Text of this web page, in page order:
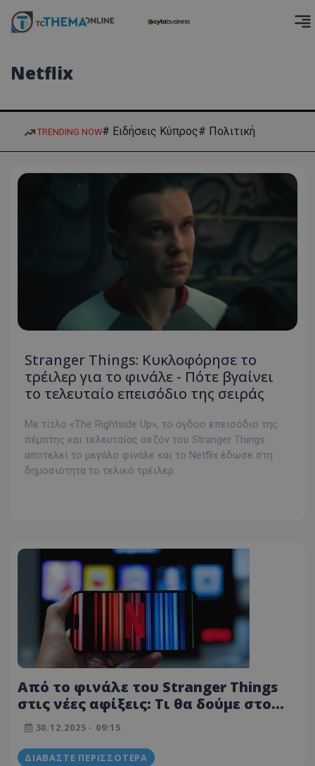
Netflix
TRENDING NOW# Ειδήσεις Κύπρος# Πολιτική
Stranger Things: Κυκλοφόρησε το
τρέιλερ για το φινάλε - Πότε βγαίνει
το τελευταίο επεισόδιο της σειράς
Με τίτλο «The Rightside Up», το όγδοο επεισόδιο της
πέμπτης και τελευταίας σεζόν του Stranger Things
αποτελεί το μεγάλο φινάλε και το Netflix έδωσε στη
δημοσιότητα το τελικό τρέιλερ.
Από το φινάλε του Stranger Things
στις νέες αφίξεις: Τι θα δούμε στο
Netflix τον Ιανουάριο
30.12.2025 - 09:15
ΔΙΑΒΆΣΤΕ ΠΕΡΙΣΣΌΤΕΡΑ